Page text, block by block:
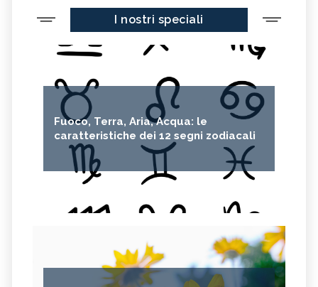
I nostri speciali
Fuoco, Terra, Aria, Acqua: le
caratteristiche dei 12 segni zodiacali